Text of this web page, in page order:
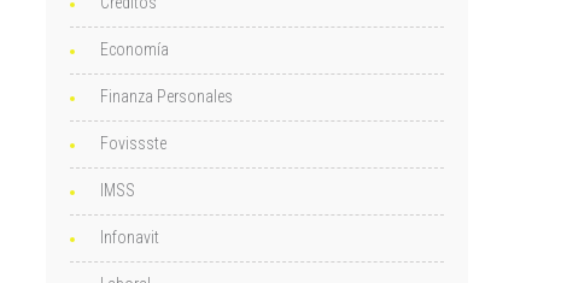
Economía
Finanza Personales
Fovissste
IMSS
Infonavit